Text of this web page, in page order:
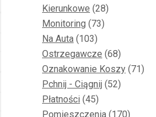
Kierunkowe 2828
Monitoring 7373
Na Auta 103103
produkty
Ostrzegawcze 6868
produktów
Oznakowanie Koszy 7171
Pchnij - Ciągnij 5252
Płatności 4545
produktów
Pomieszczenia 170170